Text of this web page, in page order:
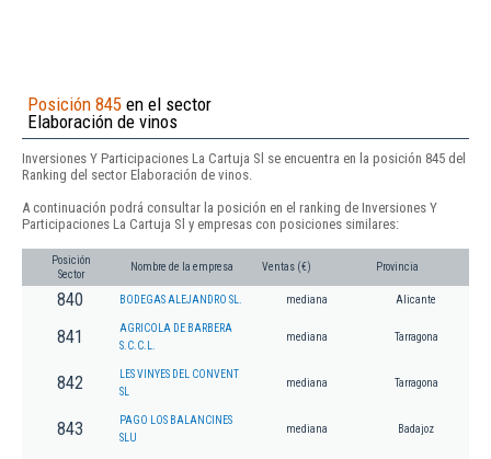
Posición 845 en el sector
Elaboración de vinos
Inversiones Y Participaciones La Cartuja Sl se encuentra en la posición 845 del
Ranking del sector Elaboración de vinos.
A continuación podrá consultar la posición en el ranking de Inversiones Y
Participaciones La Cartuja Sl y empresas con posiciones similares:
Posición
Sector
Nombre de la empresa Ventas (€) Provincia
840 BODEGAS ALEJANDRO SL. mediana Alicante
841
AGRICOLA DE BARBERA
S.C.C.L.
mediana Tarragona
842
LES VINYES DEL CONVENT
SL
mediana Tarragona
843
PAGO LOS BALANCINES
SLU
mediana Badajoz